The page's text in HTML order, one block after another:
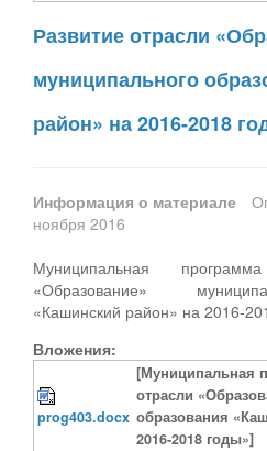
Развитие отрасли
муниципального
район» на 2016-2018
Информация о материале
ноября 2016
Муниципальная
«Образование»
«Кашинский район» на 2016-
Вложения:
prog403.docx
[Муниципальная
отрасли
образования
2016-2018 годы»]